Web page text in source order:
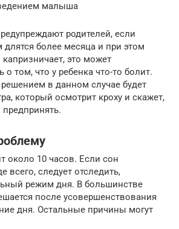
малыша
родителей, если
более месяца и при этом
это может
о том, что у ребенка что-то болит.
в данном случае будет
который осмотрит кроху и скажет,
10 часов. Если сон
всего, следует отследить,
режим дня. В большинстве
после усовершенствования
дня. Остальные причины могут